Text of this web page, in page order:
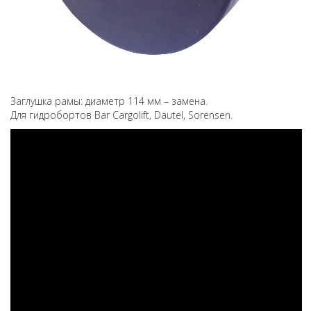
Заглушка рамы: диаметр 114 мм – замена.
Для гидробортов Bar Cargolift, Dautel, Sorensen.